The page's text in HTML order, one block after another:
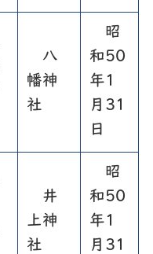
八
幡神
社
昭
和50
年1
月31
日
井
上神
社
昭
和50
年1
月31